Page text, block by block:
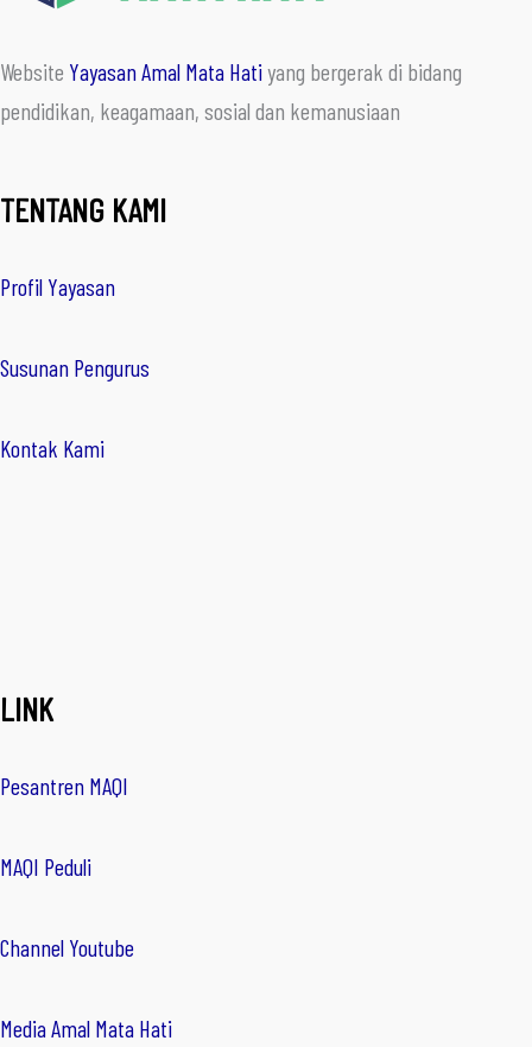
Website Yayasan Amal Mata Hatiyang bergerak di bidang
pendidikan, keagamaan, sosial dan kemanusiaan
TENTANG KAMI
Profil Yayasan
Susunan Pengurus
Kontak Kami
LINK
Pesantren MAQI
MAQI Peduli
Channel Youtube
Media Amal Mata Hati